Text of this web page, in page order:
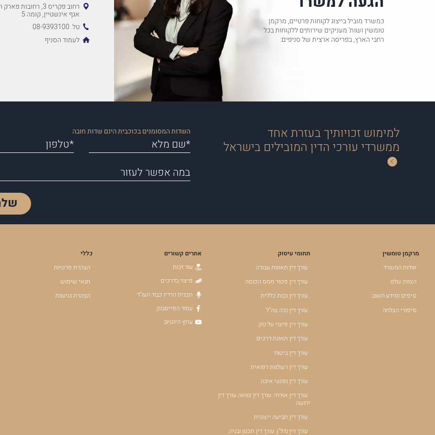
כמשרד מוביל בייצוג לקוחות פרטיים, מרקמן
טומשין ושות' מעניקים שירותים ללקוחות בכל
רחבי הארץ, בפריסה ארצית של סניפים:
רחוב פקריס 3,
אגף אינשטיין, קומה 5
טל. 08-9393100
לעמוד הסניף
למימוש זכויותיך בעזרת אחד
ממשרדי עורכי הדין המובילים בישראל
השדות המסומנים בכוכבית הינם שדות חובה
מרקמן טומשין
אודות המשרד
הצוות שלנו
טיפים ומידע חשוב
סיפורי הצלחה
תחומי עיסוק
עורך דין תאונות עבודה
עורך דין פטור ממס הכנסה
עורך דין נכות כללית
עורך דין נכה צה"ל
עורך דין פיצוי על נזק
עורך דין תאונת דרכים
עורך דין ביטוח
עורך דין רשלנות רפואית
עורך דין נפגעי איבה
עורך דין אזרחי, עורך דין צוואה עורך דין
ירושה
עורך דין תביעה ייצוגית
עורך דין נדל"ן, עורך דין תכנון ובניה,
אתרים קשורים
עוד זכות
פיצוי בדרכים
תכנית הרדיו כבוד העו"ד
עמוד הפייסבוק
ערוץ היוטיוב
כללי
הצהרת פרטיות
תנאי שימוש
הצהרת נגישות